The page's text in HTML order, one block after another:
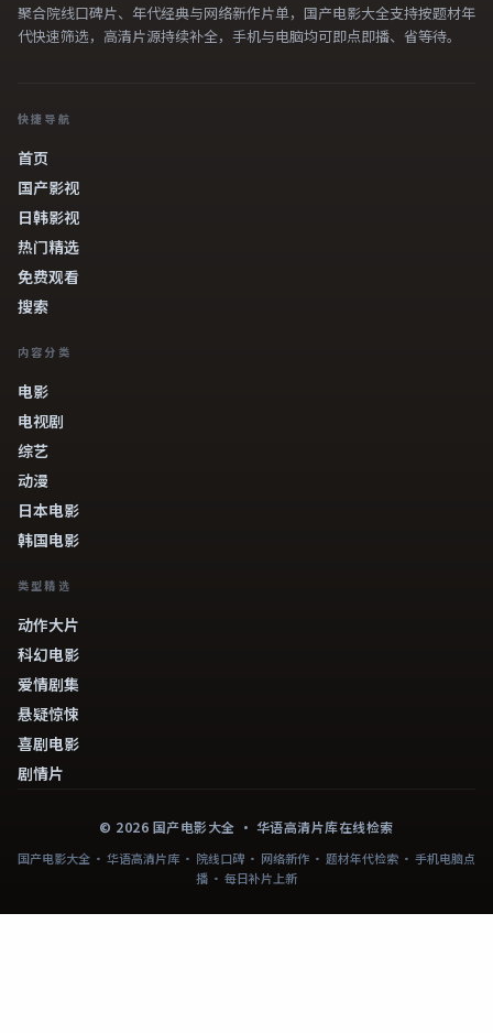
聚合院线口碑片、年代经典与网络新作片单，国产电影大全支持按题材年
代快速筛选，高清片源持续补全，手机与电脑均可即点即播、省等待。
快捷导航
首页
国产影视
日韩影视
热门精选
免费观看
搜索
内容分类
电影
电视剧
综艺
动漫
日本电影
韩国电影
类型精选
动作大片
科幻电影
爱情剧集
悬疑惊悚
喜剧电影
剧情片
© 2026 国产电影大全 · 华语高清片库在线检索
国产电影大全 · 华语高清片库 · 院线口碑 · 网络新作 · 题材年代检索 · 手机电脑点
播 · 每日补片上新